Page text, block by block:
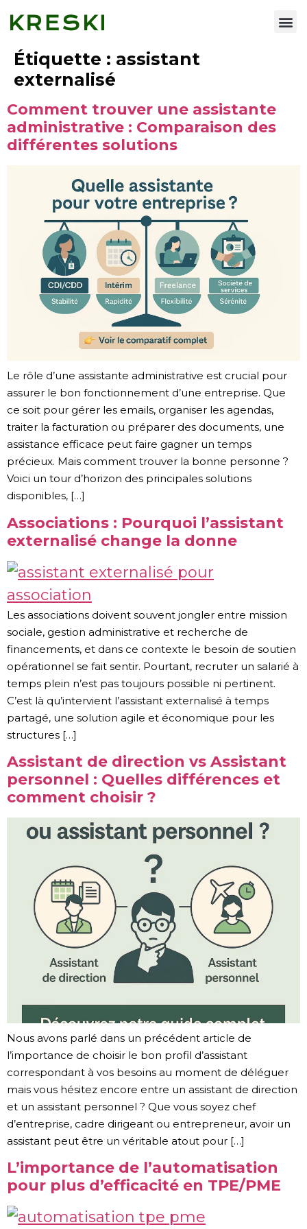
Étiquette : assistant
externalisé
Comment trouver une assistante
administrative : Comparaison des
différentes solutions
Le rôle d’une assistante administrative est crucial pour
assurer le bon fonctionnement d’une entreprise. Que
ce soit pour gérer les emails, organiser les agendas,
traiter la facturation ou préparer des documents, une
assistance efficace peut faire gagner un temps
précieux. Mais comment trouver la bonne personne ?
Voici un tour d’horizon des principales solutions
disponibles, […]
Associations : Pourquoi l’assistant
externalisé change la donne
Les associations doivent souvent jongler entre mission
sociale, gestion administrative et recherche de
financements, et dans ce contexte le besoin de soutien
opérationnel se fait sentir. Pourtant, recruter un salarié à
temps plein n’est pas toujours possible ni pertinent.
C’est là qu’intervient l’assistant externalisé à temps
partagé, une solution agile et économique pour les
structures […]
Assistant de direction vs Assistant
personnel : Quelles différences et
comment choisir ?
Nous avons parlé dans un précédent article de
l’importance de choisir le bon profil d’assistant
correspondant à vos besoins au moment de déléguer
mais vous hésitez encore entre un assistant de direction
et un assistant personnel ? Que vous soyez chef
d’entreprise, cadre dirigeant ou entrepreneur, avoir un
assistant peut être un véritable atout pour […]
L’importance de l’automatisation
pour plus d’efficacité en TPE/PME